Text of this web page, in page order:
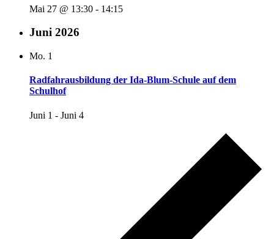
Mai 27 @ 13:30 - 14:15
Juni 2026
Mo. 1
Radfahrausbildung der Ida-Blum-Schule auf dem
Schulhof
Juni 1 - Juni 4